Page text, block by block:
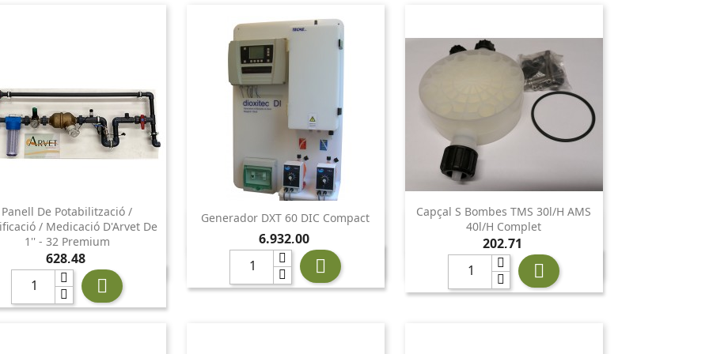
Panell De Potabilització /
/ Medicació D'Arvet De
1'' - 32 Premium
Preu
628,48

 Vista ràpida Generador DXT 60 DIC Compact
Preu
6.932,00

 Vista ràpida
Capçal S Bombes TMS 30l/h AMS
40l/h Complet
Preu
202,71

 Vista ràpida